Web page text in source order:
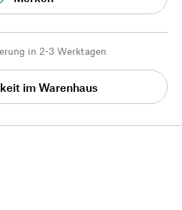
in 2-3 Werktagen
im Warenhaus